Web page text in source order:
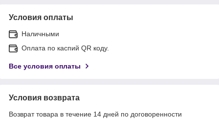
Условия оплаты
Наличными
Оплата по каспий QR коду.
Все условия оплаты
Условия возврата
Возврат товара в течение 14 дней по договоренности